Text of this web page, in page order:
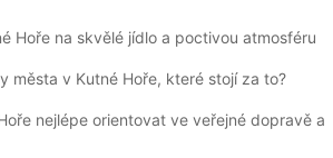
Hoře na skvělé jídlo a poctivou atmosféru
města v Kutné Hoře, které stojí za to?
nejlépe orientovat ve veřejné dopravě a